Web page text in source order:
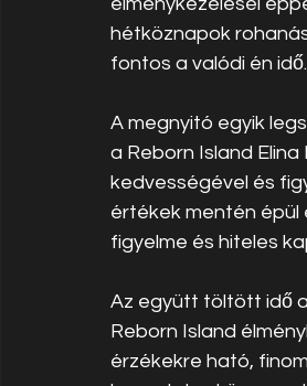
hétköznapok
fontos a valódi én idő.
A megnyitó egyik
a Reborn Island
kedvességével és
értékek mentén épül
figyelme és hiteles
Az együtt töltött idő
Reborn Island
érzékekre ható,